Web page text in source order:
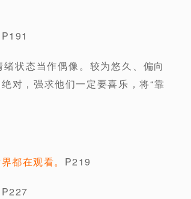
状态当作偶像。较为悠久、偏向
对，强求他们一定要喜乐，将“靠
都在观看。 P219